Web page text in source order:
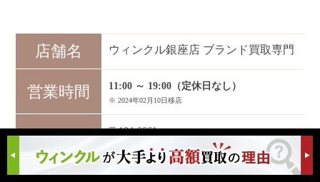
店舗名 ウィンクル銀座店 ブランド買取専門
営業時間 11:00 ～ 19:00（定休日なし）
※ 2024年02月10日移店
住所
〒104-0061
東京都中央区銀座3-9-6
VORT銀座maxim 6F